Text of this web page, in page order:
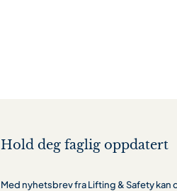
Hold deg faglig oppdatert
Med nyhetsbrev fra Lifting & Safety